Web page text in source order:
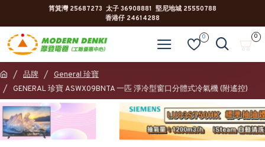
筲箕灣 25687273 太子 36908881 堅尼地城 25550788
香港仔 24614288
0 0
品牌
General 珍寶
GENERAL 珍寶 ASWX09BNTA 一匹 淨冷型窗口分體式冷氣機 (附遙控)